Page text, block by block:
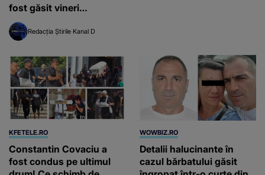
fost găsit vineri
dimineața
Redacția Știrile Kanal D
KFETELE.RO
Constantin Covaciu a
fost condus pe ultimul
WOWBIZ.RO
Detalii halucinante în
cazul bărbatului găsit